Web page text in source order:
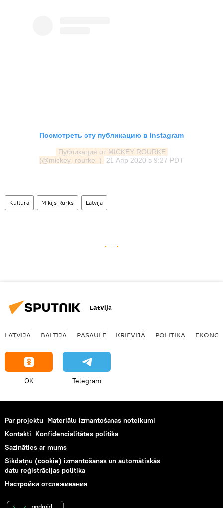
Посмотреть эту публикацию в Instagram
Публикация от MICKEY ROURKE
(@mickey_rourke_)
21 Апр 2020 в 9:27 PDT
Kultūra Mikijs Rurks Latvijā
Latvija
LATVIJĀ BALTIJĀ PASAULĒ KRIEVIJĀ POLITIKA
OK Telegram
Par projektu Materiālu izmantošanas noteikumi
Kontakti Konfidencialitātes politika
Sazināties ar mums
Sīkdatņu (cookie) izmantošanas un automātiskās
datu reģistrācijas politika
Настройки отслеживания